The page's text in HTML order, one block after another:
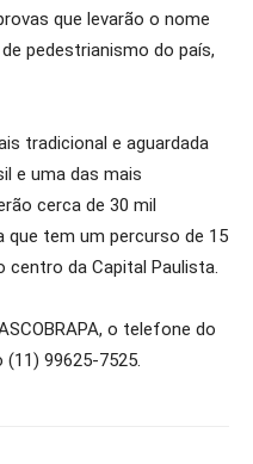
que levarão o nome
pedestrianismo do país,
tradicional e aguardada
e uma das mais
cerca de 30 mil
que tem um percurso de 15
centro da Capital Paulista.
o telefone do
99625-7525.